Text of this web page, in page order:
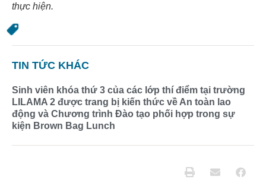
thực hiện.
TIN TỨC KHÁC
Sinh viên khóa thứ 3 của các lớp thí điểm tại trường
LILAMA 2 được trang bị kiến thức về An toàn lao
động và Chương trình Đào tạo phối hợp trong sự
kiện Brown Bag Lunch